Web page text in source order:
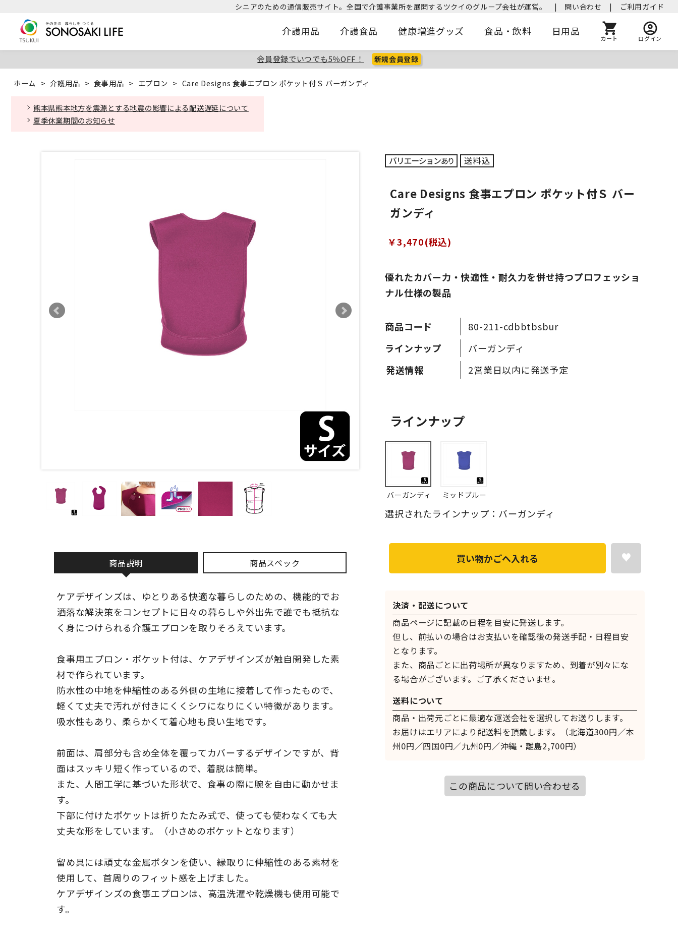
シニアのための通信販売サイト。全国で介護事業所を展開するツクイのグループ会社が運営。 | 問い合わせ | ご利用ガイド
介護用品 介護食品 健康増進グッズ 食品・飲料 日用品
カート ログイン
会員登録でいつでも5％OFF！ 新規会員登録
ホーム > 介護用品 > 食事用品 > エプロン > Care Designs 食事エプロン ポケット付Ｓ バーガンディ
熊本県熊本地方を震源とする地震の影響による配送遅延について
夏季休業期間のお知らせ
商品説明 商品スペック
ケアデザインズは、ゆとりある快適な暮らしのための、機能的でお
洒落な解決策をコンセプトに日々の暮らしや外出先で誰でも抵抗な
く身につけられる介護エプロンを取りそろえています。
食事用エプロン・ポケット付は、ケアデザインズが触自開発した素
材で作られています。
防水性の中地を伸縮性のある外側の生地に接着して作ったもので、
軽くて丈夫で汚れが付きにくくシワになりにくい特徴があります。
吸水性もあり、柔らかくて着心地も良い生地です。
前面は、肩部分も含め全体を覆ってカバーするデザインですが、背
面はスッキリ短く作っているので、着脱は簡単。
また、人間工学に基づいた形状で、食事の際に腕を自由に動かせま
す。
下部に付けたポケットは折りたたみ式で、使っても使わなくても大
丈夫な形をしています。（小さめのポケットとなります）
留め具には頑丈な金属ボタンを使い、縁取りに伸縮性のある素材を
使用して、首周りのフィット感を上げました。
ケアデザインズの食事エプロンは、高温洗濯や乾燥機も使用可能で
す。
優れたカバー力・快適性・耐久力を併せ持つプロフェッショ
ナル仕様の製品
Care Designs 食事エプロン ポケット付Ｓ バー
ガンディ
￥3,470(税込)
商品コード
80-211-cdbbtbsbur
ラインナップ
バーガンディ
2営業日以内に発送予定
ラインナップ
バーガンディ ミッドブルー
選択されたラインナップ：バーガンディ
決済・配送について
商品ページに記載の日程を目安に発送します。
但し、前払いの場合はお支払いを確認後の発送手配・日程目安
となります。
また、商品ごとに出荷場所が異なりますため、到着が別々にな
る場合がございます。ご了承くださいませ。
送料について
商品・出荷元ごとに最適な運送会社を選択してお送りします。
お届けはエリアにより配送料を頂戴します。（北海道300円／本
州0円／四国0円／九州0円／沖縄・離島2,700円）
買い物かごへ入れる
この商品について問い合わせる